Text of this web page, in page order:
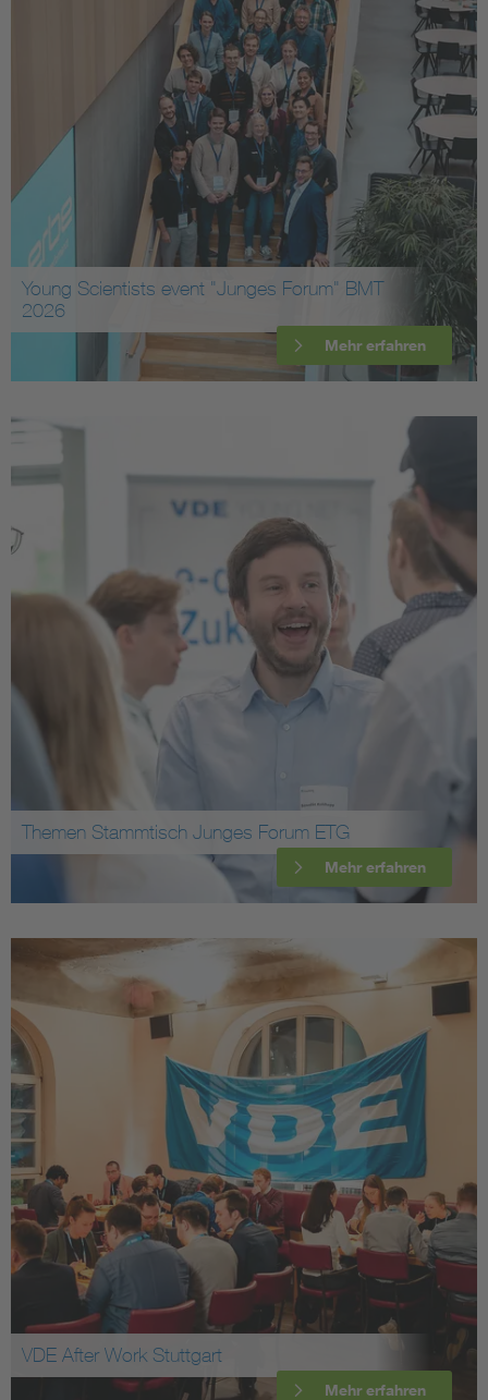
Young Scientists event "Junges Forum" BMT
2026
Mehr erfahren
Themen Stammtisch Junges Forum ETG
Mehr erfahren
VDE After Work Stuttgart
Mehr erfahren